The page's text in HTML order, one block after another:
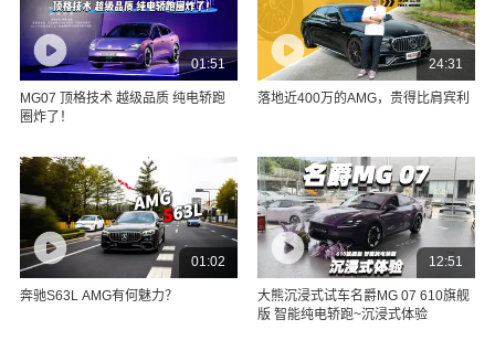
01:51
MG07 顶格技术 越级品质 纯电轿跑
圈炸了！
24:31
落地近400万的AMG，贵得比肩宾利
01:02
奔驰S63L AMG有何魅力？
12:51
大熊沉浸式试车名爵MG 07 610旗舰
版 智能纯电轿跑~沉浸式体验